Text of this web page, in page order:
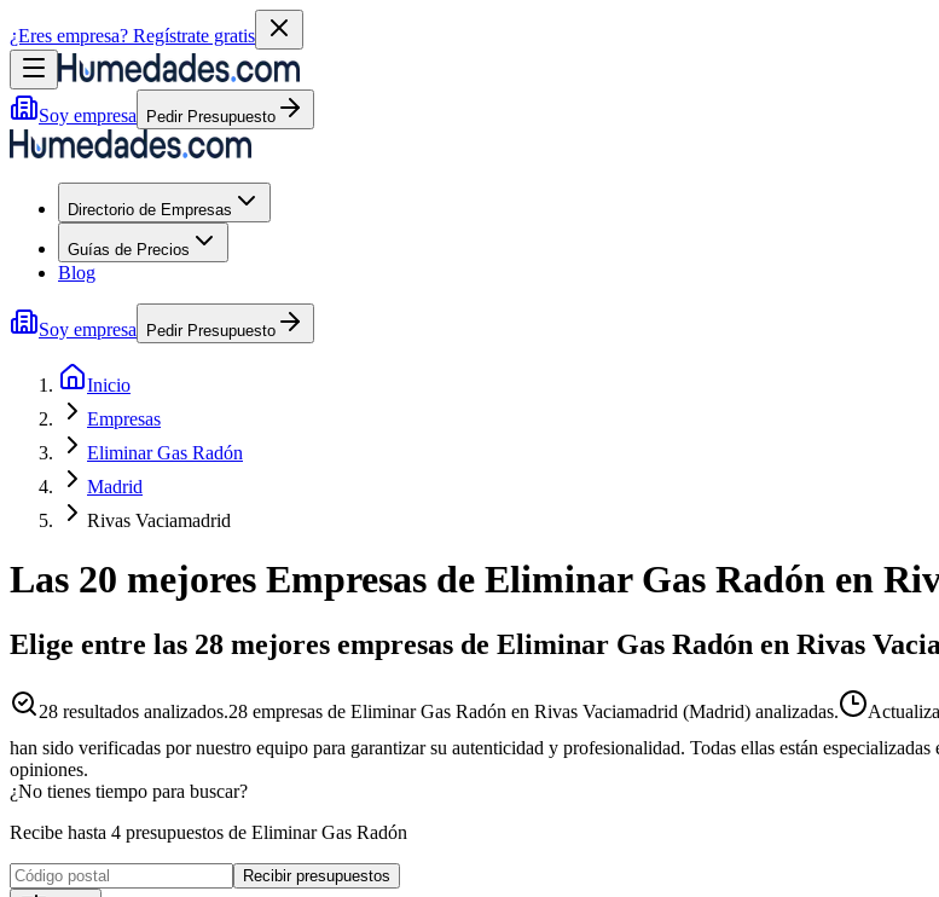
¿Eres empresa? Regístrate gratis
Soy empresa Pedir Presupuesto
Directorio de Empresas
Guías de Precios
Blog
Soy empresa Pedir Presupuesto
Inicio
Empresas
Eliminar Gas Radón
Madrid
Rivas Vaciamadrid
Las 20 mejores Empresas de Eliminar Gas Radón en
Elige entre las 28 mejores empresas de Eliminar Gas Radón en Rivas
28 resultados analizados.28 empresas de Eliminar Gas Radón en Rivas Vaciamadrid (Madrid) analizadas.
han sido verificadas por nuestro equipo para garantizar su autenticidad y profesionalidad. Todas ellas están
opiniones.
¿No tienes tiempo para buscar?
Recibe hasta 4 presupuestos de Eliminar Gas Radón
Recibir presupuestos